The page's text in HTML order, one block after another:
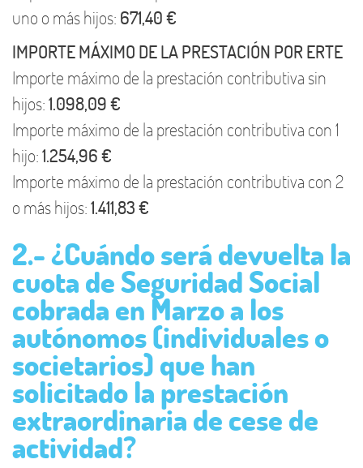
uno o más hijos: 671,40 €
IMPORTE MÁXIMO DE LA PRESTACIÓN POR ERTE
Importe máximo de la prestación contributiva sin
hijos:1.098,09 €
Importe máximo de la prestación contributiva con 1
hijo:1.254,96 €
Importe máximo de la prestación contributiva con 2
o más hijos:1.411,83 €
2.- ¿Cuándo será devuelta la
cuota de Seguridad Social
cobrada en Marzo a los
autónomos (individuales o
societarios) que han
solicitado la prestación
extraordinaria de cese de
actividad?